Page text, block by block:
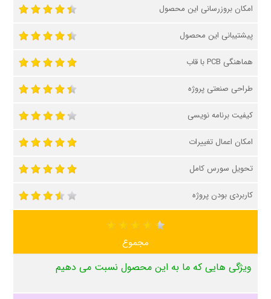
امکان بروزرسانی این محصول
پیشتیبانی این محصول
هماهنگی PCB با قاب
طراحی صنعتی پروژه
کیفیت برنامه نویسی
امکان اعمال تغییرات
تحویل سورس کامل
کاربردی بودن پروژه
مجموع
ویژگی هایی که ما به این محصول نسبت می دهیم